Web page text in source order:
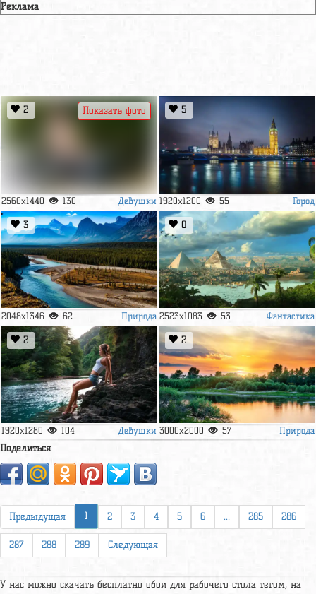
Реклама
2
2560x1440 130 Девушки
Показать фото 5
1920x1200 55 Город
3
2048x1346 62 Природа
0
2523x1083 53 Фантастика
2
1920x1280 104 Девушки
2
3000x2000 57 Природа
Поделиться
Предыдущая 1 2 3 4 5 6 ... 285 286
287 288 289 Следующая
У нас можно скачать бесплатно обои для рабочего стола тегом, на